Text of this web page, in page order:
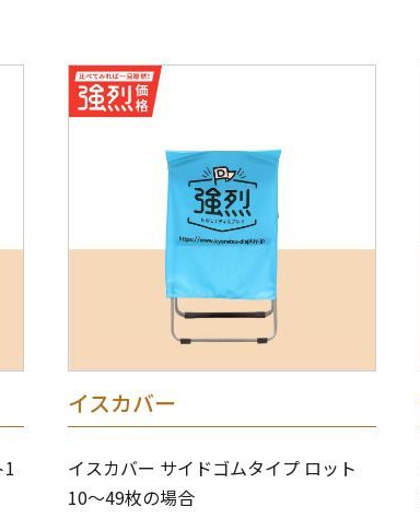
イスカバー
イスカバー サイドゴムタイプ ロット
10～49枚の場合